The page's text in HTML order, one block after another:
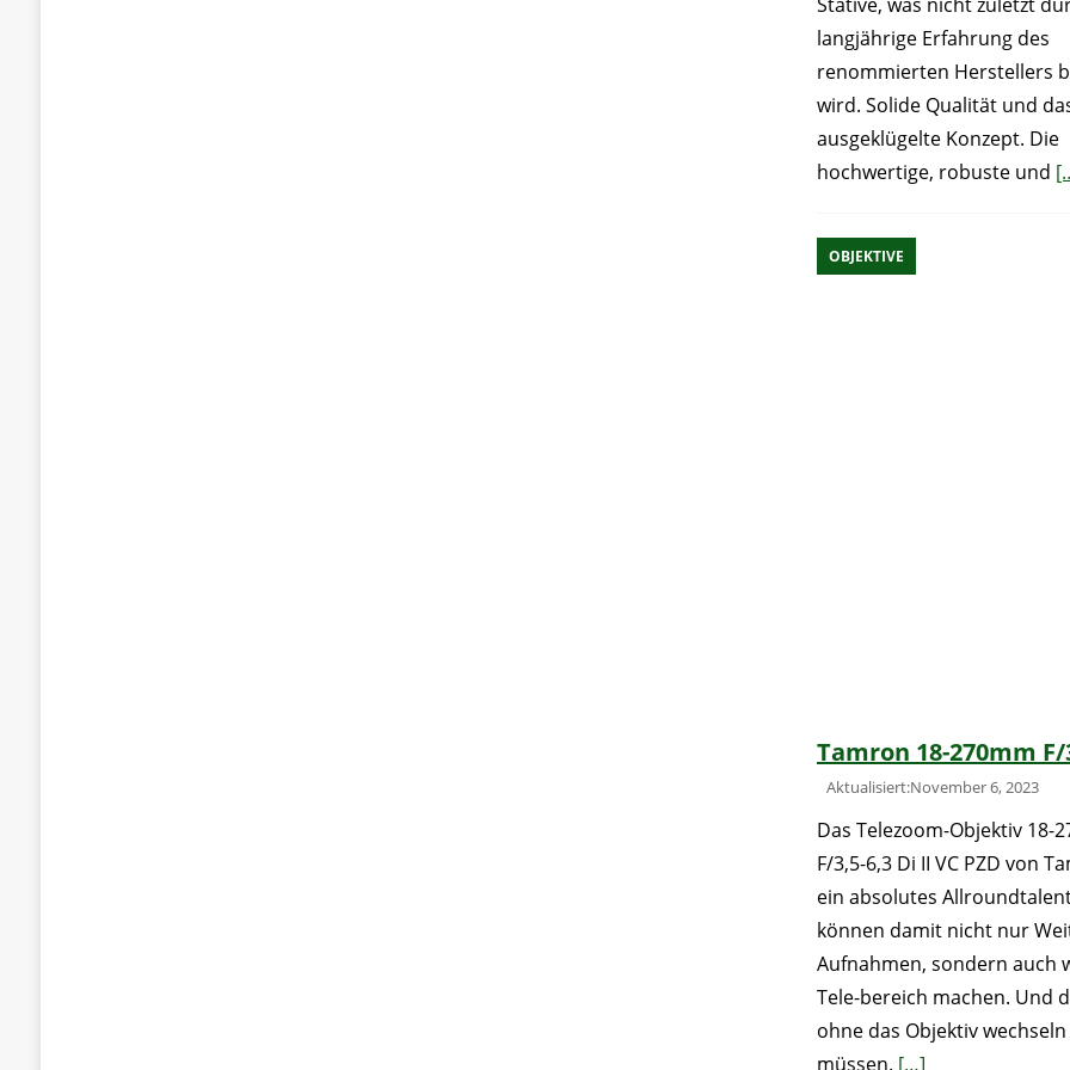
langjährige Erfahrung des
renommierten Herstellers
wird. Solide Qualität und
ausgeklügelte Konzept. Die
hochwertige, robuste und
Tamron 18-270mm F/
OBJEKTIVE
Aktualisiert:November 6, 2023
Das Telezoom-Objektiv 18-
F/3,5-6,3 Di II VC PZD von
ein absolutes
können damit nicht nur
Aufnahmen, sondern auch
Tele-bereich machen. Und
ohne das Objektiv wechseln
müssen. […]